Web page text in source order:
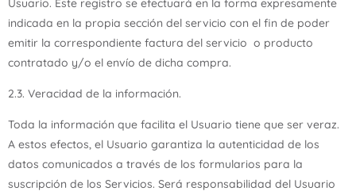
indicada en la propia sección del servicio con el fin de poder
emitir la correspondiente factura del servicio o producto
contratado y/o el envío de dicha compra.
2.3. Veracidad de la información.
Toda la información que facilita el Usuario tiene que ser veraz.
A estos efectos, el Usuario garantiza la autenticidad de los
datos comunicados a través de los formularios para la
suscripción de los Servicios. Será responsabilidad del Usuario